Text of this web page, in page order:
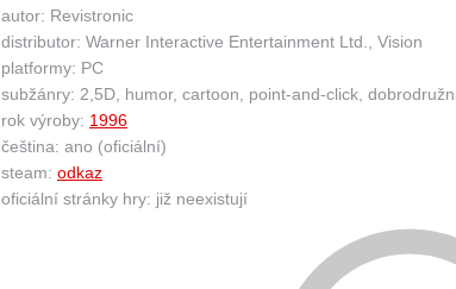
autor: Revistronic
distributor: Warner Interactive Entertainment Ltd., Vision
platformy: PC
subžánry: 2,5D, humor, cartoon, point-and-click,
rok výroby: 1996
čeština: ano (oficiální)
steam: odkaz
oficiální stránky hry: již neexistují